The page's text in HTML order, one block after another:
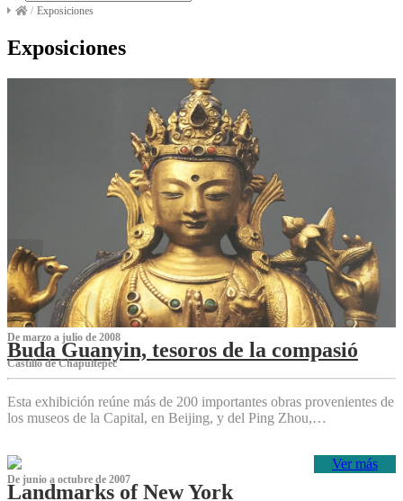
/ Exposiciones
Exposiciones
De marzo a julio de 2008
Buda Guanyin, tesoros de la compasió
Castillo de Chapultepec
Esta exhibición reúne más de 200 importantes obras provenientes de
los museos de la Capital, en Beijing, y del Ping Zhou,…
Ver más
De junio a octubre de 2007
Landmarks of New York